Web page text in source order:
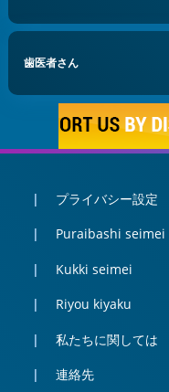
歯医者さん
プライバシー設定
Puraibashi seimei
Kukki seimei
Riyou kiyaku
私たちに関しては
連絡先